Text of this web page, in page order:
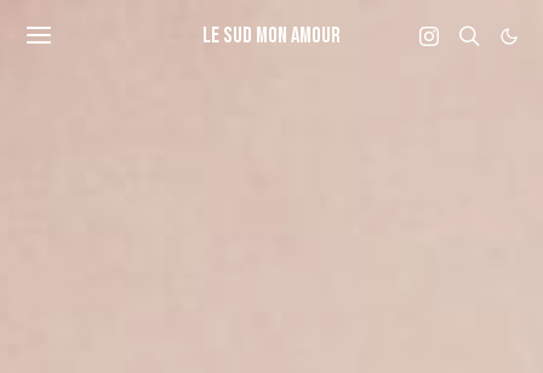
LE SUD MON AMOUR